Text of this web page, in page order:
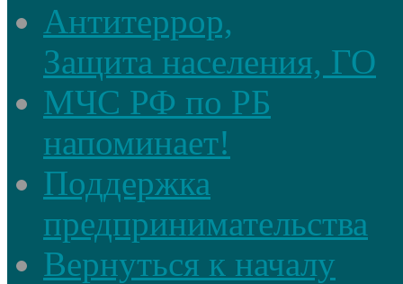
Антитеррор,
Защита населения, ГО
МЧС РФ по РБ
напоминает!
Поддержка
предпринимательства
Вернуться к началу